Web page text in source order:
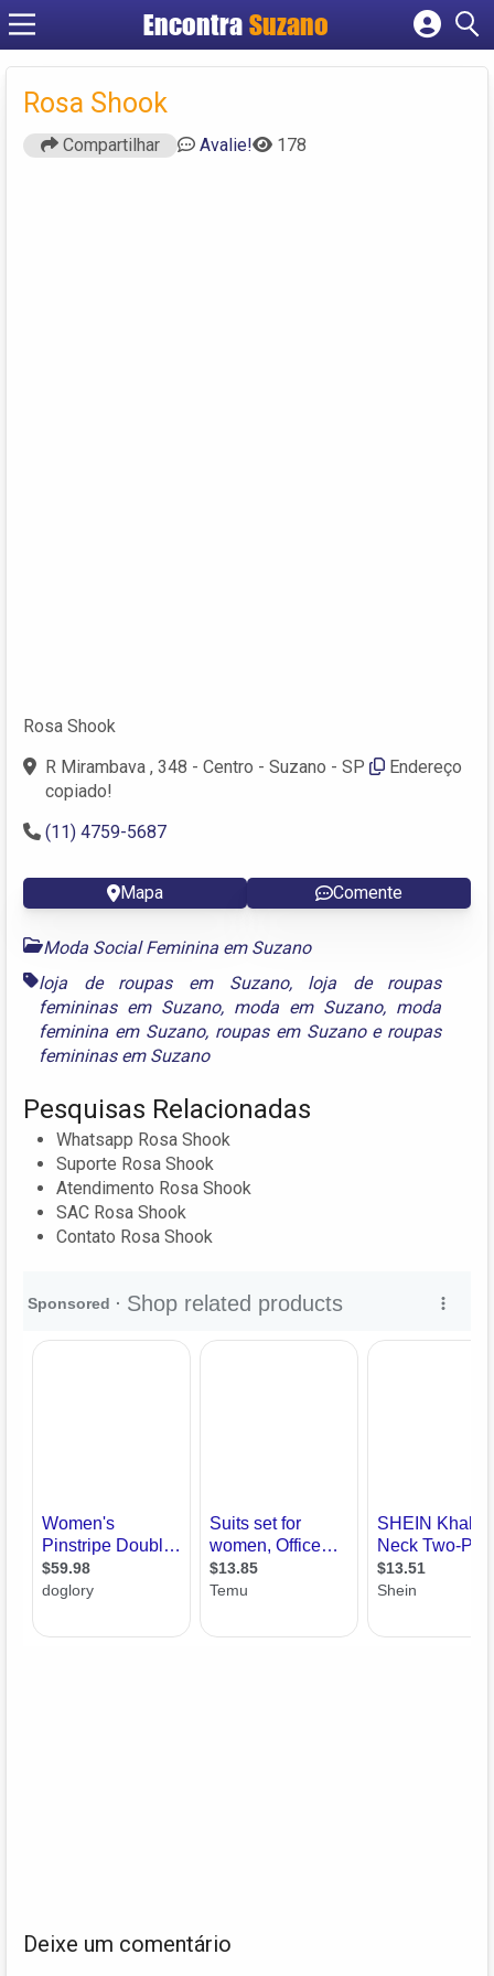
EncontraSuzano
Cadastrar empresa
Rosa Shook
Compartilhar Avalie! 178
Rosa Shook
R Mirambava , 348 - Centro - Suzano - SP
Endereço
copiado!
(11) 4759-5687
Mapa Comente
Moda Social Feminina em Suzano
loja de roupas em Suzano, loja de roupas
femininas em Suzano, moda em Suzano, moda
feminina em Suzano, roupas em Suzanoe roupas
femininas em Suzano
Pesquisas Relacionadas
Whatsapp Rosa Shook
Suporte Rosa Shook
Atendimento Rosa Shook
SAC Rosa Shook
Contato Rosa Shook
Deixe um comentário